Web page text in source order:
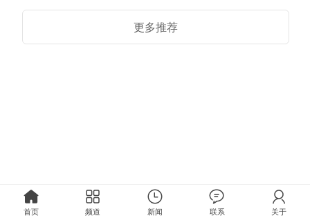
更多推荐
首页 频道 新闻 联系 关于